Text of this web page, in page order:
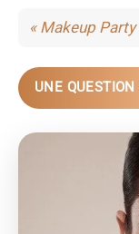
« Makeup
UNE QUESTION